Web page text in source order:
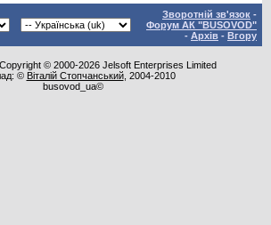
Зворотній зв'язок -
Форум АК "BUSOVOD"
- Архів - Вгору
© 2000-2026 Jelsoft Enterprises Limited
© Віталій Стопчанський, 2004-2010
busovod_ua©